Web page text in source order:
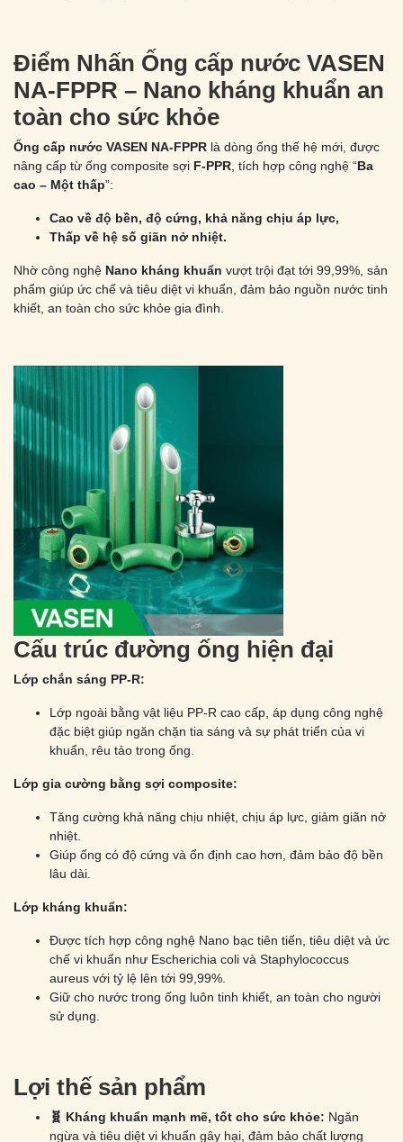
Điểm Nhấn Ống cấp nước VASEN
NA-FPPR – Nano kháng khuẩn an
toàn cho sức khỏe
Ống cấp nước VASEN NA-FPPR là dòng ống thế hệ mới, được
nâng cấp từ ống composite sợi F-PPR , tích hợp công nghệ “Ba
cao – Một thấp”:
Cao về độ bền, độ cứng, khả năng chịu áp lực,
Thấp về hệ số giãn nở nhiệt.
Nhờ công nghệ Nano kháng khuẩn vượt trội đạt tới 99,99%, sản
phẩm giúp ức chế và tiêu diệt vi khuẩn, đảm bảo nguồn nước tinh
khiết, an toàn cho sức khỏe gia đình.
Cấu trúc đường ống hiện đại
Lớp chắn sáng PP-R:
Lớp ngoài bằng vật liệu PP-R cao cấp, áp dụng công nghệ
đặc biệt giúp ngăn chặn tia sáng và sự phát triển của vi
khuẩn, rêu tảo trong ống.
Lớp gia cường bằng sợi composite:
Tăng cường khả năng chịu nhiệt, chịu áp lực, giảm giãn nở
nhiệt.
Giúp ống có độ cứng và ổn định cao hơn, đảm bảo độ bền
lâu dài.
Lớp kháng khuẩn:
Được tích hợp công nghệ Nano bạc tiên tiến, tiêu diệt và ức
chế vi khuẩn như Escherichia coli và Staphylococcus
aureus với tỷ lệ lên tới 99,99%.
Giữ cho nước trong ống luôn tinh khiết, an toàn cho người
sử dụng.
Lợi thế sản phẩm
🧬 Kháng khuẩn mạnh mẽ, tốt cho sức khỏe: Ngăn
ngừa và tiêu diệt vi khuẩn gây hại, đảm bảo chất lượng